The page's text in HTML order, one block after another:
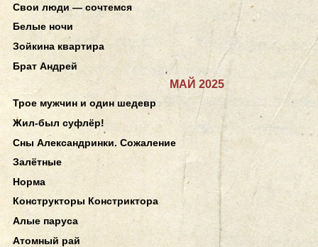
Свои люди — сочтемся
Белые ночи
Зойкина квартира
Брат Андрей
МАЙ 2025
Трое мужчин и один шедевр
Жил-был суфлёр!
Сны Александринки. Сожаление
Залётные
Норма
Конструкторы Констриктора
Алые паруса
Атомный рай